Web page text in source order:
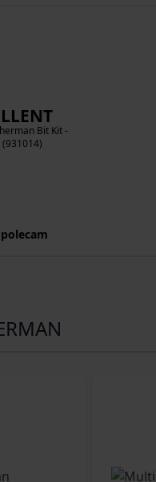
Bit Kit -